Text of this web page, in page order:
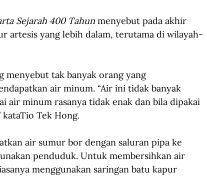
Sejarah 400 Tahun menyebut pada akhir
artesis yang lebih dalam, terutama di wilayah-
menyebut tak banyak orang yang
air minum. “Air ini tidak banyak
air minum rasanya tidak enak dan bila dipakai
Tek Hong.
air sumur bor dengan saluran pipa ke
penduduk. Untuk membersihkan air
menggunakan saringan batu kapur